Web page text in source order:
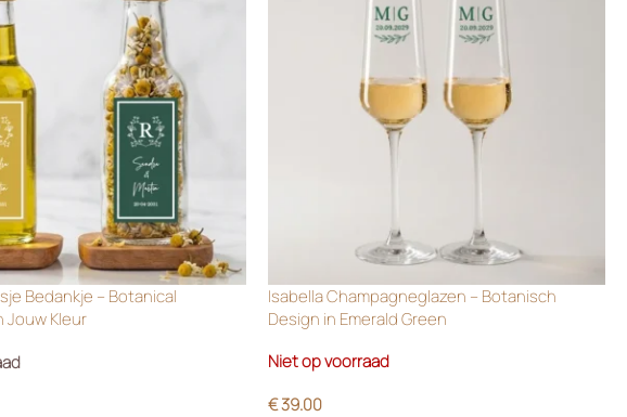
Bedankje – Botanical
Jouw Kleur
Isabella Champagneglazen – Botanisch
Design in Emerald Green
Niet op voorraad
€39.00